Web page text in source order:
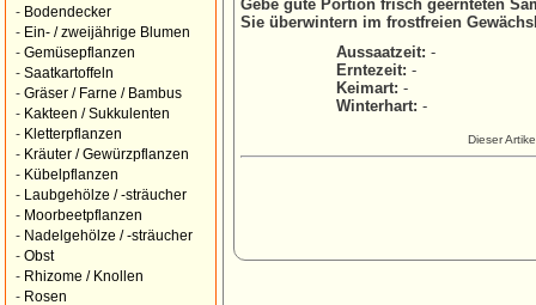
- Bodendecker
- Ein- / zweijährige Blumen
- Gemüsepflanzen
- Saatkartoffeln
- Gräser / Farne / Bambus
- Kakteen / Sukkulenten
- Kletterpflanzen
- Kräuter / Gewürzpflanzen
- Kübelpflanzen
-
Laubgehölze / -sträucher
- Moorbeetpflanzen
- Nadelgehölze / -sträucher
- Obst
- Rhizome / Knollen
- Rosen
Gebe gute Portion frisch geernteten
Sie überwintern im frostfreien
Aussaatzeit: -
Erntezeit: -
Keimart: -
Winterhart: -
Dieser